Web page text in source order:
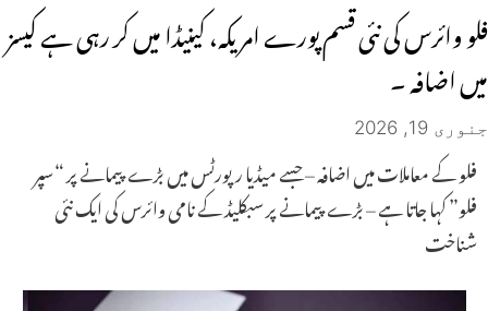
فلو وائرس کی نئی قسم پورے امریکہ، کینیڈا میں کر رہی ہے کیسز
میں اضافہ ۔
جنوری 19, 2026
فلو کے معاملات میں اضافہ – جسے میڈیا رپورٹس میں بڑے پیمانے پر “سپر
فلو” کہا جاتا ہے – بڑے پیمانے پر سبکلیڈ کے نامی وائرس کی ایک نئی
شناخت